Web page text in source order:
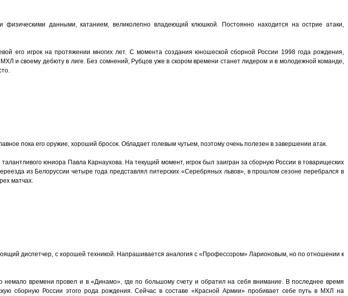
физическими данными, катанием, великолепно владеющий клюшкой. Постоянно находится на острие атаки,
его игрок на протяжении многих лет. С момента создания юношеской сборной России 1998 года рождения,
и своему дебюту в лиге. Без сомнений, Рубцов уже в скором времени станет лидером и в молодежной команде,
пока его оружие, хороший бросок. Обладает голевым чутьем, поэтому очень полезен в завершении атак.
талантливого юниора Павла Карнаухова. На текущий момент, игрок был заигран за сборную России в товарищеских
из Белоруссии четыре года представлял питерских «Серебряных львов», в прошлом сезоне перебрался в
матчах.
диспетчер, с хорошей техникой. Напрашивается аналогия с «Профессором» Ларионовым, но по отношении к
времени провел и в «Динамо», где по большому счету и обратил на себя внимание. В последнее время
сборную России этого рода рождения. Сейчас в составе «Красной Армии» пробивает себе путь в МХЛ на